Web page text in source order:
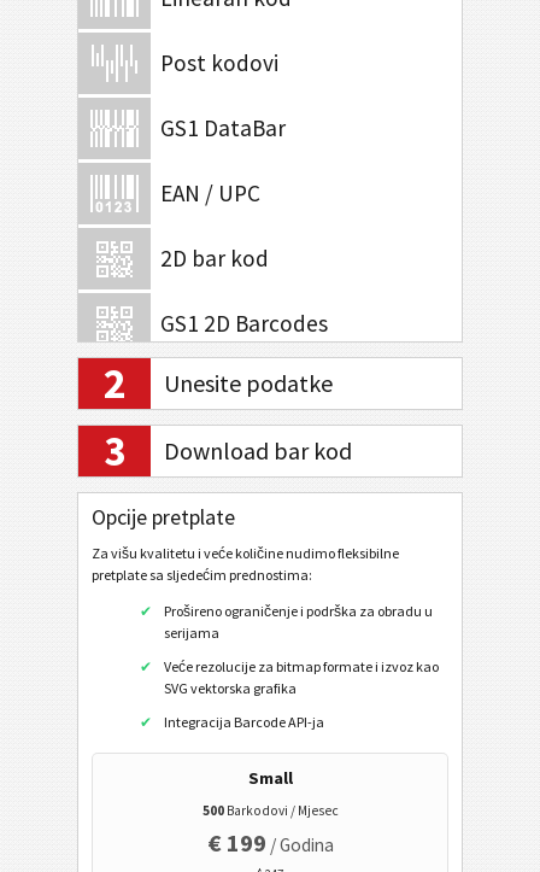
Post kodovi
GS1 DataBar
EAN / UPC
2D bar kod
GS1 2D Barcodes
Internet bankarstvo / SEPA
Mobilni oznak
QR kod
QR Code (Mobilni telefon)
URL
Nazvati telefonski broj
Poslati SMS poruku
Twitter profil
Facebook profil
Facebook Sviđa mi se / Like
LinkedIn korisničkog profila
2 Unesite podatke
3 Download bar kod
Opcije pretplate
Za višu kvalitetu i veće količine nudimo fleksibilne
pretplate sa sljedećim prednostima:
Prošireno ograničenje i podrška za obradu u
serijama
Veće rezolucije za bitmap formate i izvoz kao
SVG vektorska grafika
Integracija Barcode API-ja
Small
500Barkodovi / Mjesec
€ 199 / Godina